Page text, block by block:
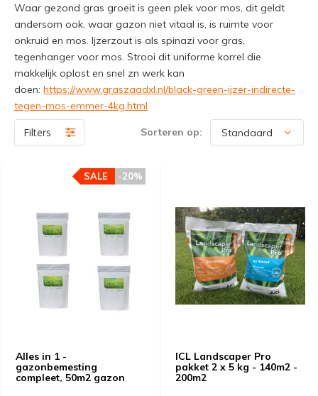
Waar gezond gras groeit is geen plek voor mos, dit geldt
andersom ook, waar gazon niet vitaal is, is ruimte voor
onkruid en mos. Ijzerzout is als spinazi voor gras,
tegenhanger voor mos. Strooi dit uniforme korrel die
makkelijk oplost en snel zn werk kan
doen: https://www.graszaadxl.nl/black-green-ijzer-indirecte-
tegen-mos-emmer-4kg.html
Filters Sorteren op:
Alles in 1 -
gazonbemesting
compleet, 50m2 gazon
-20%
SALE
ICL Landscaper Pro
pakket 2 x 5 kg - 140m2 -
200m2